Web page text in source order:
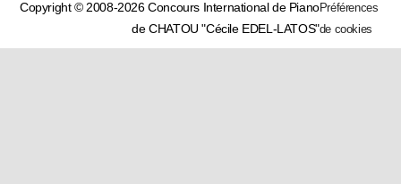
Copyright © 2008-2026 Concours International de Piano
de CHATOU "Cécile EDEL-LATOS"
Préférences
de cookies